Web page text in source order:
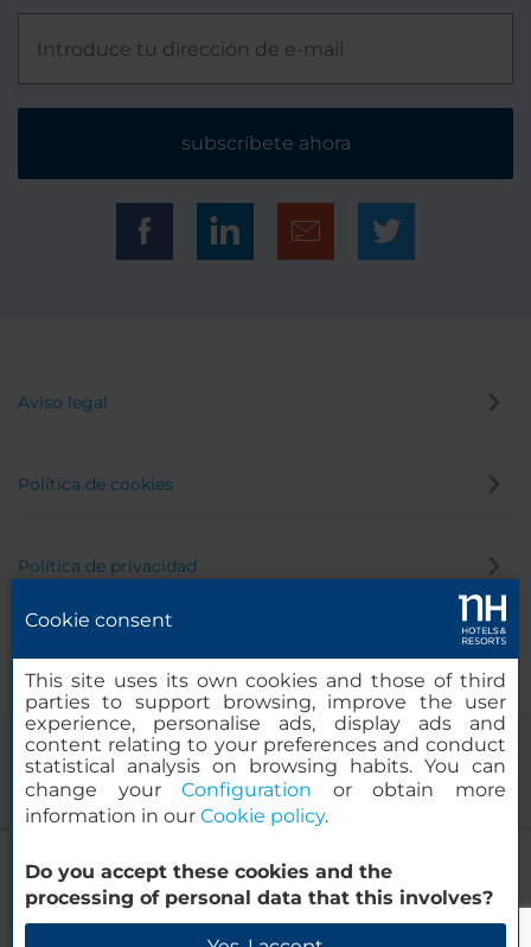
NH Weinheim
Verificar disponibilidad
subscríbete ahora
Aviso legal
Política de cookies
Política de privacidad
© 2000-2026 MINOR HOTELS EUROPE & AMERICAS Santa Engracia,
120. 28003 Madrid, España
Cookie consent
This site uses its own cookies and those of third
parties to support browsing, improve the user
experience, personalise ads, display ads and
content relating to your preferences and conduct
statistical analysis on browsing habits. You can
change yourConfiguration or obtain more
information in our Cookie policy.
Do you accept these cookies and the
processing of personal data that this involves?